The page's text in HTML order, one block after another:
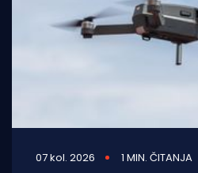
07 kol. 2026 1 MIN. ČITANJA